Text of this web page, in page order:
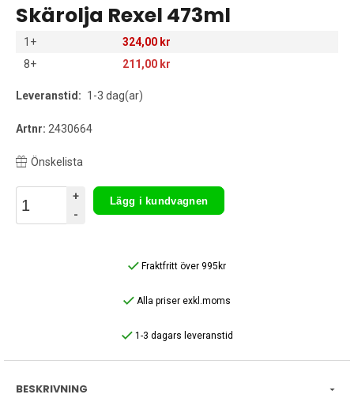
Skärolja Rexel 473ml
1+
324,00 kr
8+
211,00 kr
Leveranstid: 1-3 dag(ar)
Artnr: 2430664
Önskelista
+
-
Lägg i kundvagnen
Fraktfritt över 995kr
Alla priser exkl.moms
1-3 dagars leveranstid
BESKRIVNING